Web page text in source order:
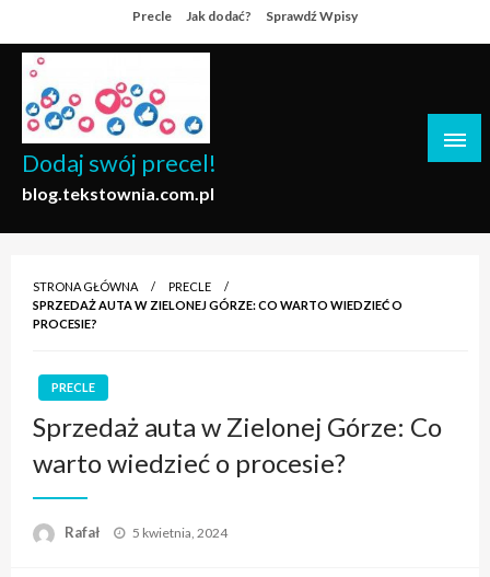
to
content
Precle Jak dodać? Sprawdź Wpisy
Dodaj swój precel!
blog.tekstownia.com.pl
STRONA GŁÓWNA
PRECLE
SPRZEDAŻ AUTA W ZIELONEJ GÓRZE: CO WARTO WIEDZIEĆ O
PROCESIE?
PRECLE
Sprzedaż auta w Zielonej Górze: Co
warto wiedzieć o procesie?
Rafał
Opublikowane
5 kwietnia, 2024